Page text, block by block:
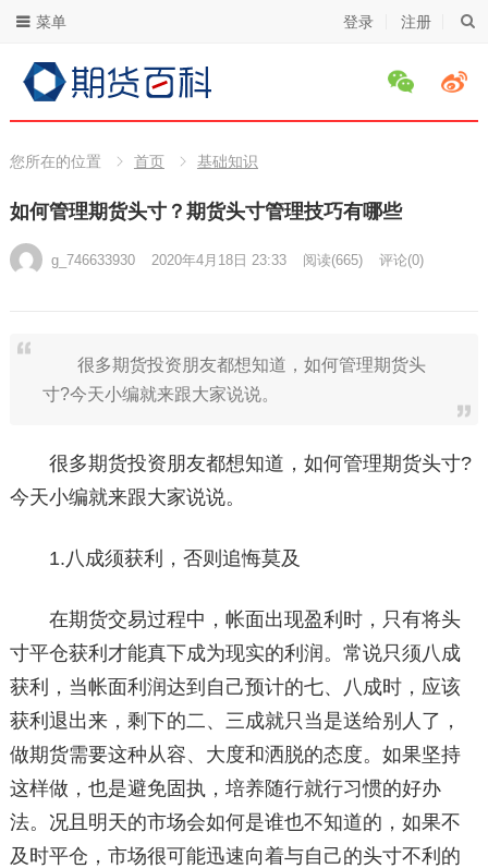
登录 注册
菜单
您所在的位置 首页 基础知识
如何管理期货头寸？期货头寸管理技巧有哪些
g_746633930 2020年4月18日 23:33 阅读(665) 评论(0)
很多期货投资朋友都想知道，如何管理期货头
寸?今天小编就来跟大家说说。
很多期货投资朋友都想知道，如何管理期货头寸?
今天小编就来跟大家说说。
1.八成须获利，否则追悔莫及
在期货交易过程中，帐面出现盈利时，只有将头
寸平仓获利才能真下成为现实的利润。常说只须八成
获利，当帐面利润达到自己预计的七、八成时，应该
获利退出来，剩下的二、三成就只当是送给别人了，
做期货需要这种从容、大度和洒脱的态度。如果坚持
这样做，也是避免固执，培养随行就行习惯的好办
法。况且明天的市场会如何是谁也不知道的，如果不
及时平仓，市场很可能迅速向着与自己的头寸不利的